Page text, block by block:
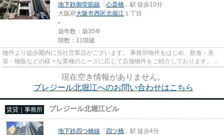
地下鉄御堂筋線 「心斎橋 」駅 徒歩10分
大阪府大阪市西区北堀江 １丁目
-
築年数：築35年
階数：11階建
物件より徒歩圏内に当社営業店がございます。 事務所物件をはじめ、飲食・美
容・物販などの様々な業種のニーズに応じて店舗物件をご紹介しております。
尚、弊社ではおとり広告は一切...
現在空き情報がありません。
プレジール北堀江へのお問い合わせはこちら
賃貸｜事務所 プレジール北堀江ビル
地下鉄四つ橋線 「四ツ橋 」駅 徒歩4分